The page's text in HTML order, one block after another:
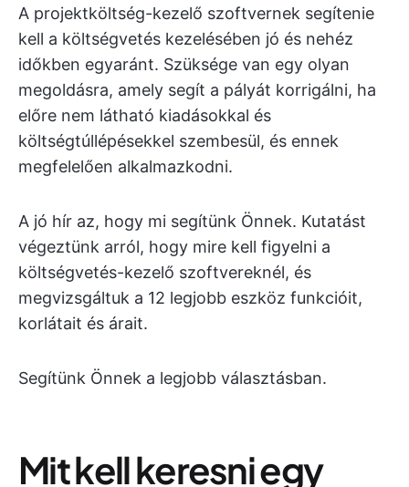
A projektköltség-kezelő szoftvernek segítenie
kell a költségvetés kezelésében jó és nehéz
időkben egyaránt. Szüksége van egy olyan
megoldásra, amely segít a pályát korrigálni, ha
előre nem látható kiadásokkal és
költségtúllépésekkel szembesül, és ennek
megfelelően alkalmazkodni.
A jó hír az, hogy mi segítünk Önnek. Kutatást
végeztünk arról, hogy mire kell figyelni a
költségvetés-kezelő szoftvereknél, és
megvizsgáltuk a 12 legjobb eszköz funkcióit,
korlátait és árait.
Segítünk Önnek a legjobb választásban.
Mit kell keresni egy